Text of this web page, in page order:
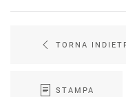
TORNA
STAMPA